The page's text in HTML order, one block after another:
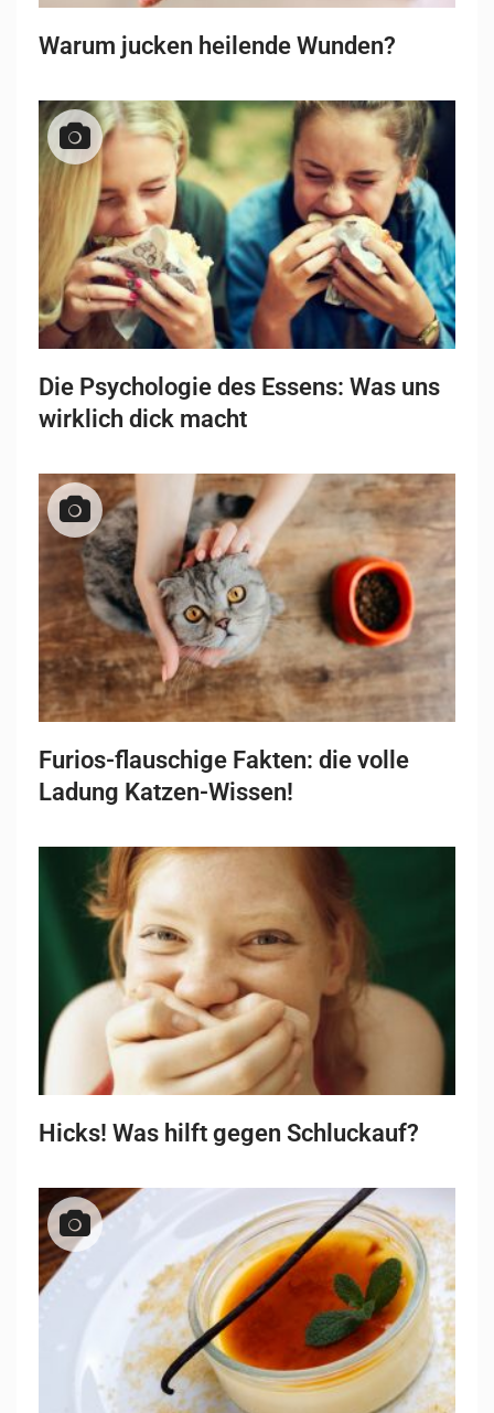
Warum jucken heilende Wunden?
Die Psychologie des Essens: Was uns
wirklich dick macht
Furios-flauschige Fakten: die volle
Ladung Katzen-Wissen!
Hicks! Was hilft gegen Schluckauf?